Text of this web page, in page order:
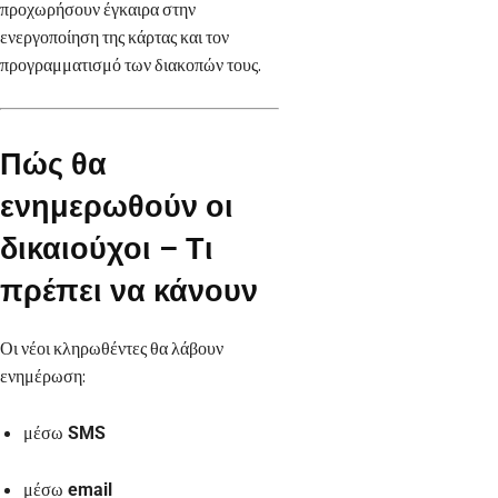
προχωρήσουν έγκαιρα στην
ενεργοποίηση της κάρτας και τον
προγραμματισμό των διακοπών τους.
Πώς θα
ενημερωθούν οι
δικαιούχοι – Τι
πρέπει να κάνουν
Οι νέοι κληρωθέντες θα λάβουν
ενημέρωση:
μέσω SMS
μέσω email